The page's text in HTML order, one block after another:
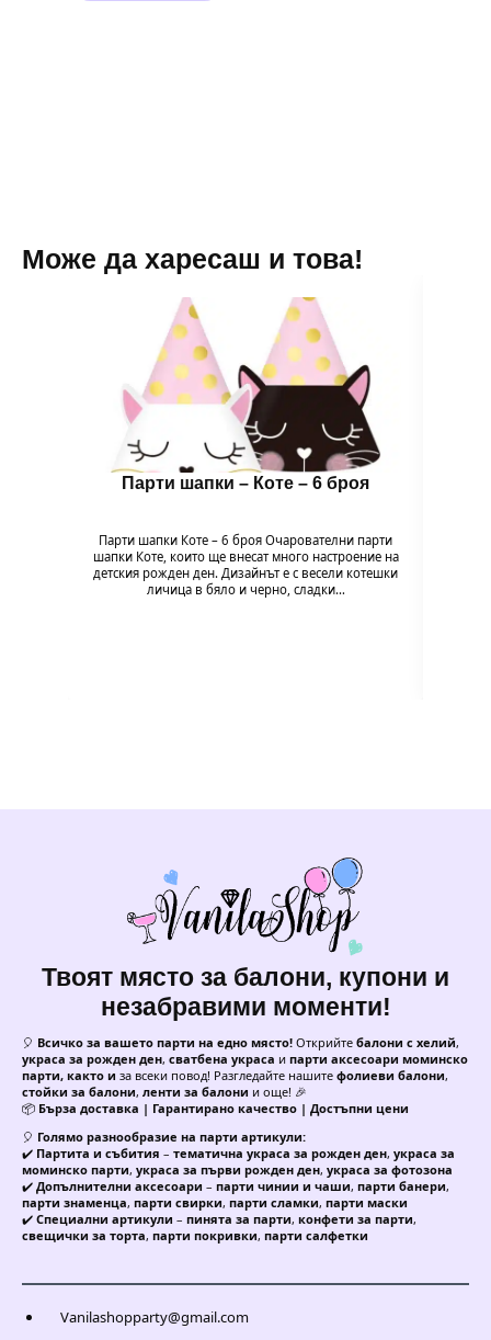
Може да харесаш и това!
Парти шапки – Коте – 6 броя
Парти шапки Коте – 6 броя Очарователни парти
шапки Коте, които ще внесат много настроение на
детския рожден ден. Дизайнът е с весели котешки
личица в бяло и черно, сладки…
Твоят място за балони, купони и
незабравими моменти!
🎈 Всичко за вашето парти на едно място! Открийте балони с хелий,
украса за рожден ден, сватбена украса и парти аксесоари моминско
парти, както и за всеки повод! Разгледайте нашите фолиеви балони,
стойки за балони, ленти за балони и още! 🎉
📦 Бърза доставка | Гарантирано качество | Достъпни цени
🎈 Голямо разнообразие на парти артикули:
✔️ Партита и събития – тематична украса за рожден ден, украса за
моминско парти, украса за първи рожден ден, украса за фотозона
✔️ Допълнителни аксесоари – парти чинии и чаши, парти банери,
парти знаменца, парти свирки, парти сламки, парти маски
✔️ Специални артикули – пинята за парти, конфети за парти,
свещички за торта, парти покривки, парти салфетки
Vanilashopparty@gmail.com